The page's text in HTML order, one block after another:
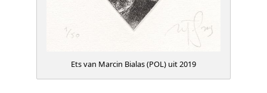
Ets van Marcin Bialas (POL) uit 2019